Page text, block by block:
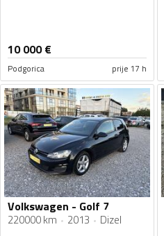
10 000€
Podgorica prije 17 h
Volkswagen - Golf 7
220000 km 2013 Dizel